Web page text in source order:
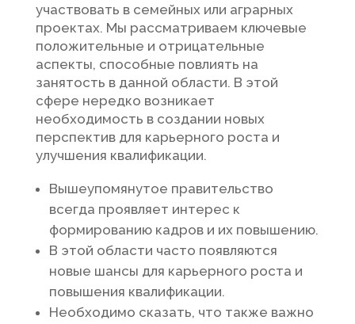
участвовать в семейных или аграрных
проектах. Мы рассматриваем ключевые
положительные и отрицательные
аспекты, способные повлиять на
занятость в данной области. В этой
сфере нередко возникает
необходимость в создании новых
перспектив для карьерного роста и
улучшения квалификации.
Вышеупомянутое правительство
всегда проявляет интерес к
формированию кадров и их повышению.
В этой области часто появляются
новые шансы для карьерного роста и
повышения квалификации.
Необходимо сказать, что также важно